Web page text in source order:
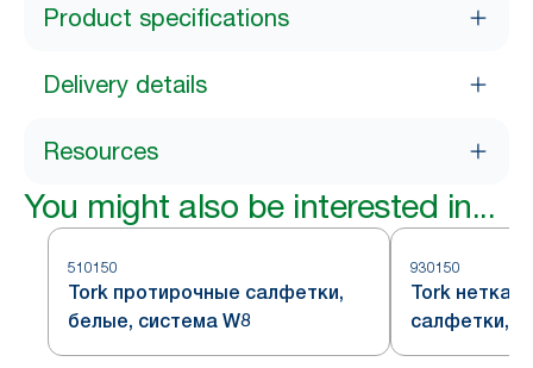
Product specifications
Delivery details
Resources
You might also be interested in...
510150
Tork протирочные салфетки,
белые, система W8
930150
Tork
салфетки,
прочность,